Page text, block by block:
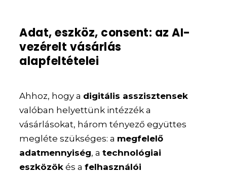
Adat, eszköz, consent: az AI-
vezérelt vásárlás
alapfeltételei
Ahhoz, hogy a digitális asszisztensek
valóban helyettünk intézzék a
vásárlásokat, három tényező együttes
megléte szükséges: a megfelelő
adatmennyiség, atechnológiai
eszközök és afelhasználói